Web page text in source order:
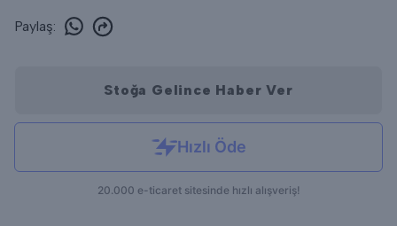
Paylaş:
Stoğa Gelince Haber Ver